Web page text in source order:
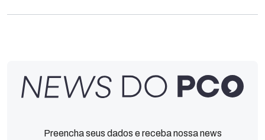
Preencha seus dados e receba nossa news